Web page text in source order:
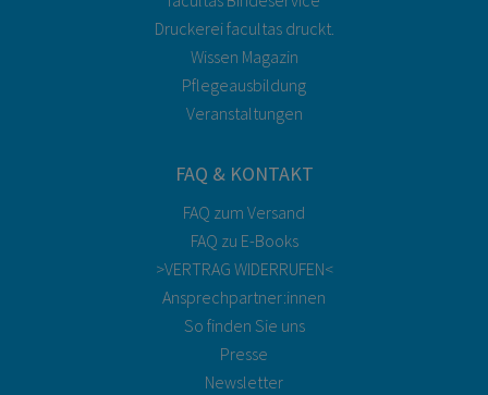
Druckerei facultas druckt.
Wissen Magazin
Pflegeausbildung
Veranstaltungen
FAQ & KONTAKT
FAQ zum Versand
FAQ zu E-Books
>VERTRAG WIDERRUFEN<
Ansprechpartner:innen
So finden Sie uns
Presse
Newsletter